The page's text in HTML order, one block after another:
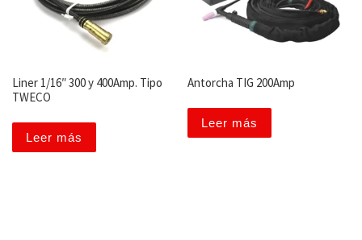
Liner 1/16″ 300 y 400Amp. Tipo
TWECO
Leer más
Antorcha TIG 200Amp
Leer más